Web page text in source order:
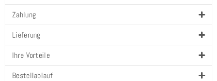
Zahlung
Lieferung
Ihre Vorteile
Bestellablauf